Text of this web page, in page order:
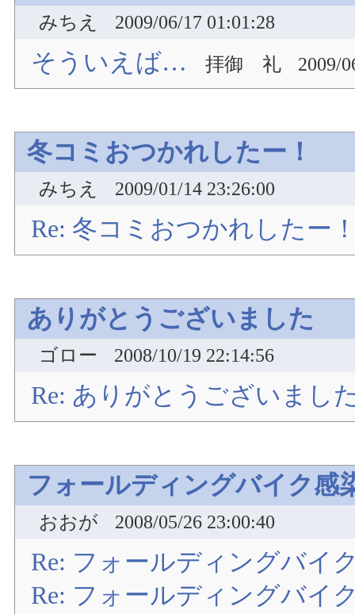
みちえ 2009/06/17 01:01:28
そういえば… 拝御 礼 2009/
冬コミおつかれしたー！
みちえ 2009/01/14 23:26:00
Re: 冬コミおつかれしたー
ありがとうございました
ゴロー 2008/10/19 22:14:56
Re: ありがとうございまし
フォールディングバイク感
おおが 2008/05/26 23:00:40
Re: フォールディングバイ
Re: フォールディングバイ